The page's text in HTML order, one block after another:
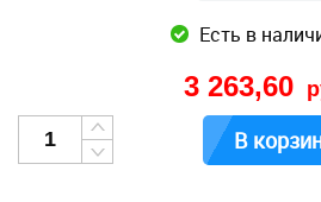
Есть в
3 263,60
В